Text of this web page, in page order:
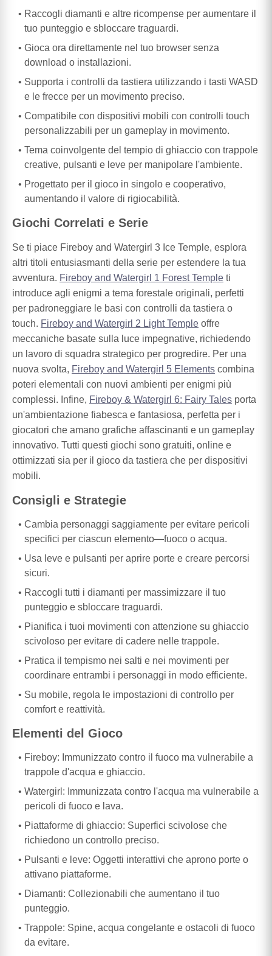
Raccogli diamanti e altre ricompense per aumentare il
tuo punteggio e sbloccare traguardi.
Gioca ora direttamente nel tuo browser senza
download o installazioni.
Supporta i controlli da tastiera utilizzando i tasti WASD
e le frecce per un movimento preciso.
Compatibile con dispositivi mobili con controlli touch
personalizzabili per un gameplay in movimento.
Tema coinvolgente del tempio di ghiaccio con trappole
creative, pulsanti e leve per manipolare l'ambiente.
Progettato per il gioco in singolo e cooperativo,
aumentando il valore di rigiocabilità.
Giochi Correlati e Serie
Se ti piace Fireboy and Watergirl 3 Ice Temple, esplora
altri titoli entusiasmanti della serie per estendere la tua
avventura. Fireboy and Watergirl 1 Forest Temple ti
introduce agli enigmi a tema forestale originali, perfetti
per padroneggiare le basi con controlli da tastiera o
touch. Fireboy and Watergirl 2 Light Temple offre
meccaniche basate sulla luce impegnative, richiedendo
un lavoro di squadra strategico per progredire. Per una
nuova svolta, Fireboy and Watergirl 5 Elements combina
poteri elementali con nuovi ambienti per enigmi più
complessi. Infine, Fireboy & Watergirl 6: Fairy Tales porta
un'ambientazione fiabesca e fantasiosa, perfetta per i
giocatori che amano grafiche affascinanti e un gameplay
innovativo. Tutti questi giochi sono gratuiti, online e
ottimizzati sia per il gioco da tastiera che per dispositivi
mobili.
Consigli e Strategie
Cambia personaggi saggiamente per evitare pericoli
specifici per ciascun elemento—fuoco o acqua.
Usa leve e pulsanti per aprire porte e creare percorsi
sicuri.
Raccogli tutti i diamanti per massimizzare il tuo
punteggio e sbloccare traguardi.
Pianifica i tuoi movimenti con attenzione su ghiaccio
scivoloso per evitare di cadere nelle trappole.
Pratica il tempismo nei salti e nei movimenti per
coordinare entrambi i personaggi in modo efficiente.
Su mobile, regola le impostazioni di controllo per
comfort e reattività.
Elementi del Gioco
Fireboy: Immunizzato contro il fuoco ma vulnerabile a
trappole d'acqua e ghiaccio.
Watergirl: Immunizzata contro l'acqua ma vulnerabile a
pericoli di fuoco e lava.
Piattaforme di ghiaccio: Superfici scivolose che
richiedono un controllo preciso.
Pulsanti e leve: Oggetti interattivi che aprono porte o
attivano piattaforme.
Diamanti: Collezionabili che aumentano il tuo
punteggio.
Trappole: Spine, acqua congelante e ostacoli di fuoco
da evitare.